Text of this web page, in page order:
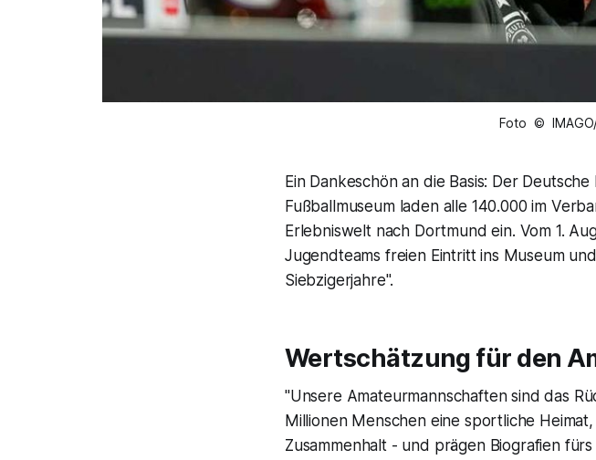
Foto © IMAGO/
Ein Dankeschön an die Basis: Der
Fußballmuseum laden alle 140.000 im
Erlebniswelt nach Dortmund ein. Vom 1.
Jugendteams freien Eintritt ins Museum
Siebzigerjahre".
Wertschätzung für den
"Unsere Amateurmannschaften sind das
Millionen Menschen eine sportliche
Zusammenhalt - und prägen Biografien